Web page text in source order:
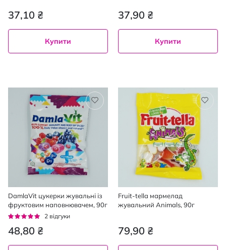
37,10 ₴
Купити
37,90 ₴
Купити
DamlaVit цукерки жувальні із
фруктовим наповнювачем, 90г
Рейтинг:
2 відгуки
48,80 ₴
Fruit-tella мармелад
жувальний Animals, 90г
79,90 ₴